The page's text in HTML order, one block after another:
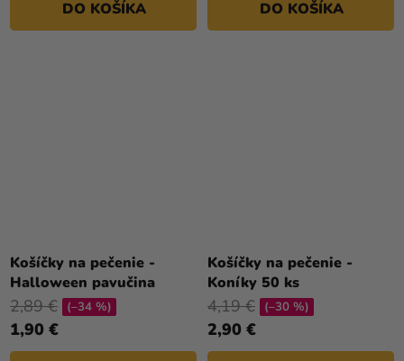
DO KOŠÍKA DO KOŠÍKA
Košíčky na pečenie -
Halloween pavučina
1,90 €
2,89 € (–34 %)
Košíčky na pečenie -
Koníky 50 ks
2,90 €
4,19 € (–30 %)